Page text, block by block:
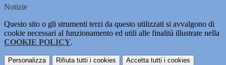
Notizie
Questo sito o gli strumenti terzi da questo utilizzati si avvalgono di
cookie necessari al funzionamento ed utili alle finalità illustrate nella
COOKIE POLICY.
Personalizza Rifiuta tutti i cookies Accetta tutti i cookies